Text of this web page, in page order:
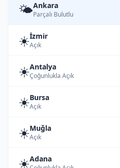
🌤️Ankara
Parçalı Bulutlu
☀️İzmir
Açık
☀️Antalya
Çoğunlukla Açık
☀️Bursa
Açık
☀️Muğla
Açık
☀️Adana